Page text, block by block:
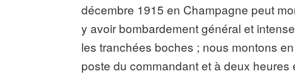
décembre 1915 en Champagne peut
y avoir bombardement général et
les tranchées boches ; nous montons
poste du commandant et à deux